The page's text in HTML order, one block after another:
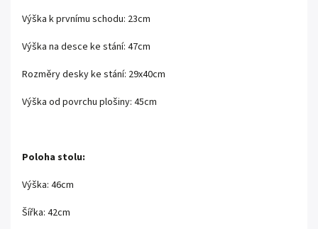
Výška k prvnímu schodu: 23cm
Výška na desce ke stání: 47cm
Rozměry desky ke stání: 29x40cm
Výška od povrchu plošiny: 45cm
Poloha stolu:
Výška: 46cm
Šířka: 42cm